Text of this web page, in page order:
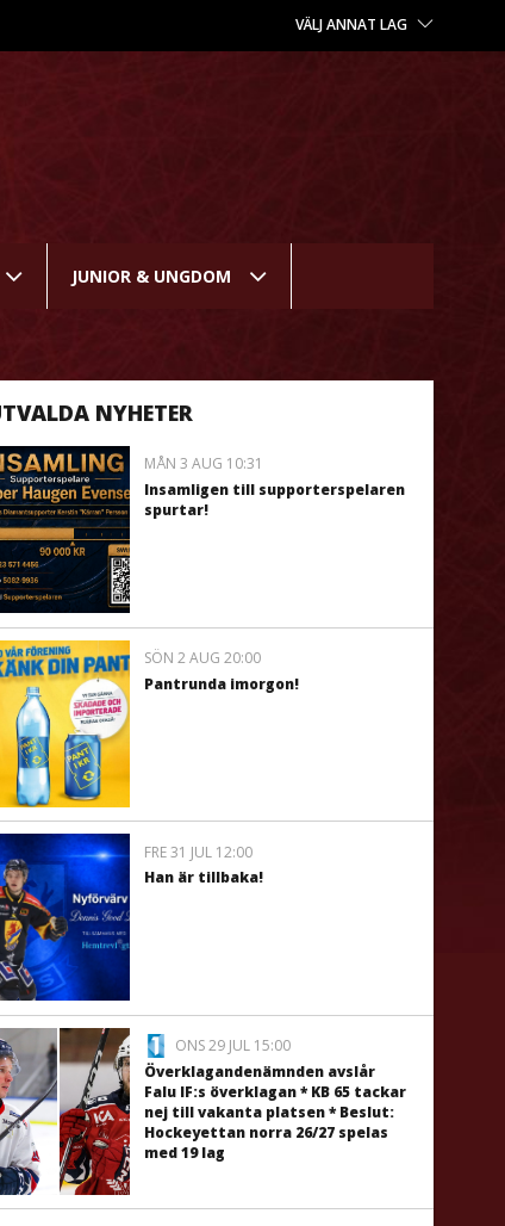
VÄLJ ANNAT LAG
JUNIOR & UNGDOM
NYHETER
MÅN 3 AUG 10:31
Insamligen till supporterspelaren
spurtar!
SÖN 2 AUG 20:00
Pantrunda imorgon!
FRE 31 JUL 12:00
Han är tillbaka!
ONS 29 JUL 15:00
Överklagandenämnden avslår
Falu IF:s överklagan * KB 65 tackar
nej till vakanta platsen * Beslut:
Hockeyettan norra 26/27 spelas
med 19 lag